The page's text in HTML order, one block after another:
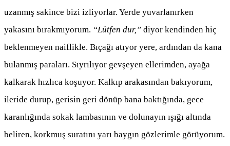
uzanmış sakince bizi izliyorlar. Yerde yuvarlanırken
yakasını bırakmıyorum. “Lütfen dur,” diyor kendinden hiç
beklenmeyen naiflikle. Bıçağı atıyor yere, ardından da kana
bulanmış paraları. Sıyrılıyor gevşeyen ellerimden, ayağa
kalkarak hızlıca koşuyor. Kalkıp arakasından bakıyorum,
ileride durup, gerisin geri dönüp bana baktığında, gece
karanlığında sokak lambasının ve dolunayın ışığı altında
beliren, korkmuş suratını yarı baygın gözlerimle görüyorum.